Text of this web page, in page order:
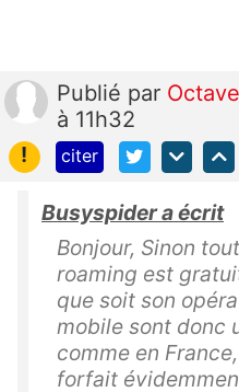
Publié par
à 11h32
!
citer
Busyspider a écrit
Bonjour, Sinon
roaming est
que soit son
mobile sont donc
comme en
forfait